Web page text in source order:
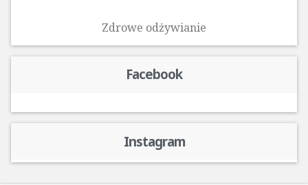
Zdrowe odżywianie
Facebook
Instagram